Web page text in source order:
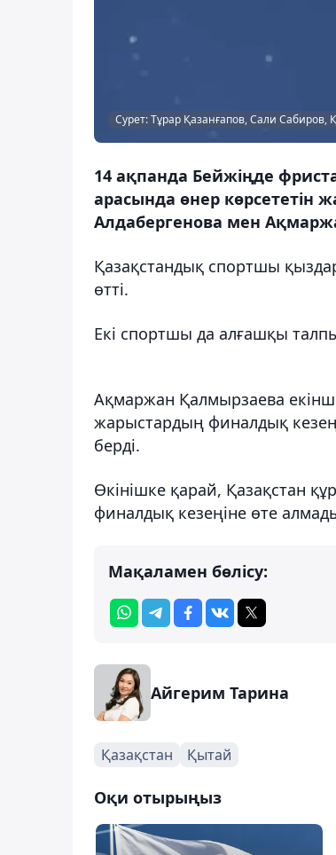
Сурет: Тұрар Қазанғапов, Сали Сабиров,
14 ақпанда Бейжіңде
арасында өнер көрсететін
Алдабергенова мен
Қазақстандық спортшы
өтті.
Екі спортшы да алғашқы
Ақмаржан Қалмырзаева
жарыстардың финалдық
берді.
Өкінішке қарай, Қазақстан
финалдық кезеңіне өте
Мақаламен бөлісу:
Айгерим Тарина
Қазақстан Қытай
Оқи отырыңыз